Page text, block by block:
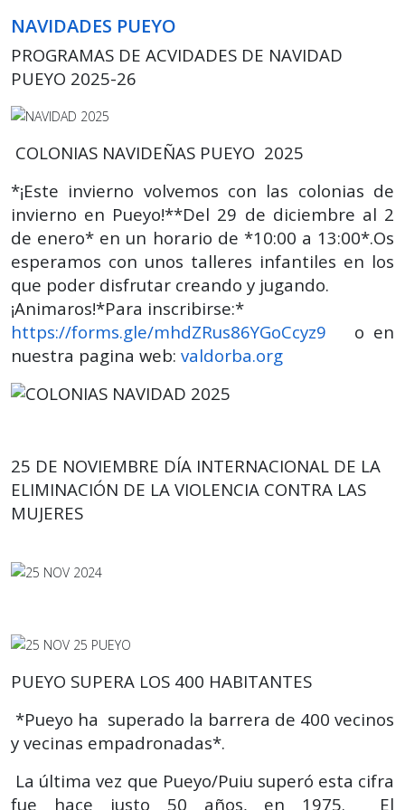
NAVIDADES PUEYO
PROGRAMAS DE ACVIDADES DE NAVIDAD
PUEYO 2025-26
COLONIAS NAVIDEÑAS PUEYO 2025
*¡Este invierno volvemos con las colonias de
invierno en Pueyo!**Del 29 de diciembre al 2
de enero* en un horario de *10:00 a 13:00*.Os
esperamos con unos talleres infantiles en los
que poder disfrutar creando y jugando.
¡Animaros!*Para inscribirse:*
https://forms.gle/mhdZRus86YGoCcyz9 o en
nuestra pagina web: valdorba.org
25 DE NOVIEMBRE DÍA INTERNACIONAL DE LA
ELIMINACIÓN DE LA VIOLENCIA CONTRA LAS
MUJERES
PUEYO SUPERA LOS 400 HABITANTES
*Pueyo ha superado la barrera de 400 vecinos
y vecinas empadronadas*.
La última vez que Pueyo/Puiu superó esta cifra
fue hace justo 50 años, en 1975. El